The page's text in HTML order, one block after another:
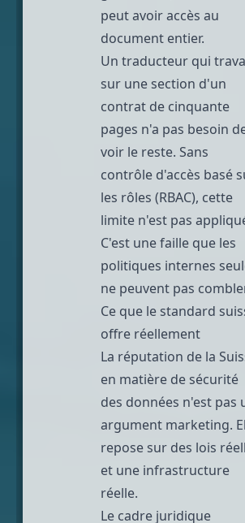
peut avoir accès au
document entier.
Un traducteur qui
sur une section d'un
contrat de cinquante
pages n'a pas besoin
voir le reste. Sans
contrôle d'accès basé
les rôles (RBAC), cette
limite n'est pas
C'est une faille que les
politiques internes
ne peuvent pas
Ce que le standard
offre réellement
La réputation de la
en matière de sécurité
des données n'est pas
argument marketing.
repose sur des lois
et une infrastructure
réelle.
Le cadre juridique